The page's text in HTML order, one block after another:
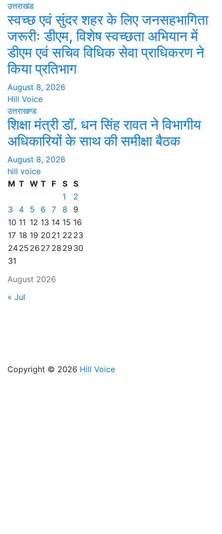
उत्तराखंड
स्वच्छ एवं सुंदर शहर के लिए जनसहभागिता
जरूरीः डीएम, विशेष स्वच्छता अभियान में
डीएम एवं सचिव विधिक सेवा प्राधिकरण ने
किया प्रतिभाग
August 8, 2026
Hill Voice
उत्तराखण्ड
शिक्षा मंत्री डॉ. धन सिंह रावत ने विभागीय
अधिकारियों के साथ की समीक्षा बैठक
August 8, 2026
hill voice
August 2026
M T W T F S S
1
2
3
4 5 6 7 8
9
10 11 12 13 14 15 16
17 18 19 20 21 22 23
2425 26 27 28 29 30
31
« Jul
Copyright © 2026 Hill Voice